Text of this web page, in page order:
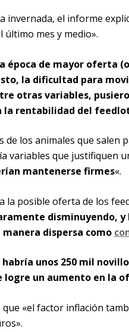
invernada, el informe
último mes y medio».
época de mayor oferta
la dificultad para
otras variables,
la rentabilidad del
de los animales que salen
variables que justifiquen
mantenerse firmes«.
la posible oferta de los
disminuyendo,
dispersa como
habría unos 250 mil
un aumento en la
«el factor inflación